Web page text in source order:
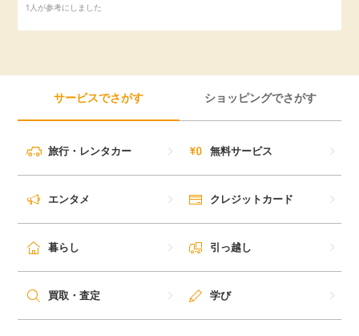
アンケート
モニター
ポイ活お得情報
進学・教育
美容・健康
月額有料サービス
1人が参考にしました
サービスでさがす ショッピングでさがす
旅行・レンタカー 無料サービス
エンタメ クレジットカード
暮らし 引っ越し
買取・査定 学び